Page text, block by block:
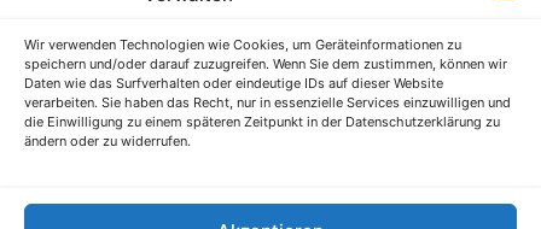
Wir verwenden Technologien wie Cookies, um Geräteinformationen zu
speichern und/oder darauf zuzugreifen. Wenn Sie dem zustimmen, können wir
Daten wie das Surfverhalten oder eindeutige IDs auf dieser Website
verarbeiten. Sie haben das Recht, nur in essenzielle Services einzuwilligen und
die Einwilligung zu einem späteren Zeitpunkt in der Datenschutzerklärung zu
ändern oder zu widerrufen.
etliche Inklusivleistungen. Im S-Quin Magazin erfahren Sie
immer, was es Neues gibt.
Die S-Quin Kontomodelle